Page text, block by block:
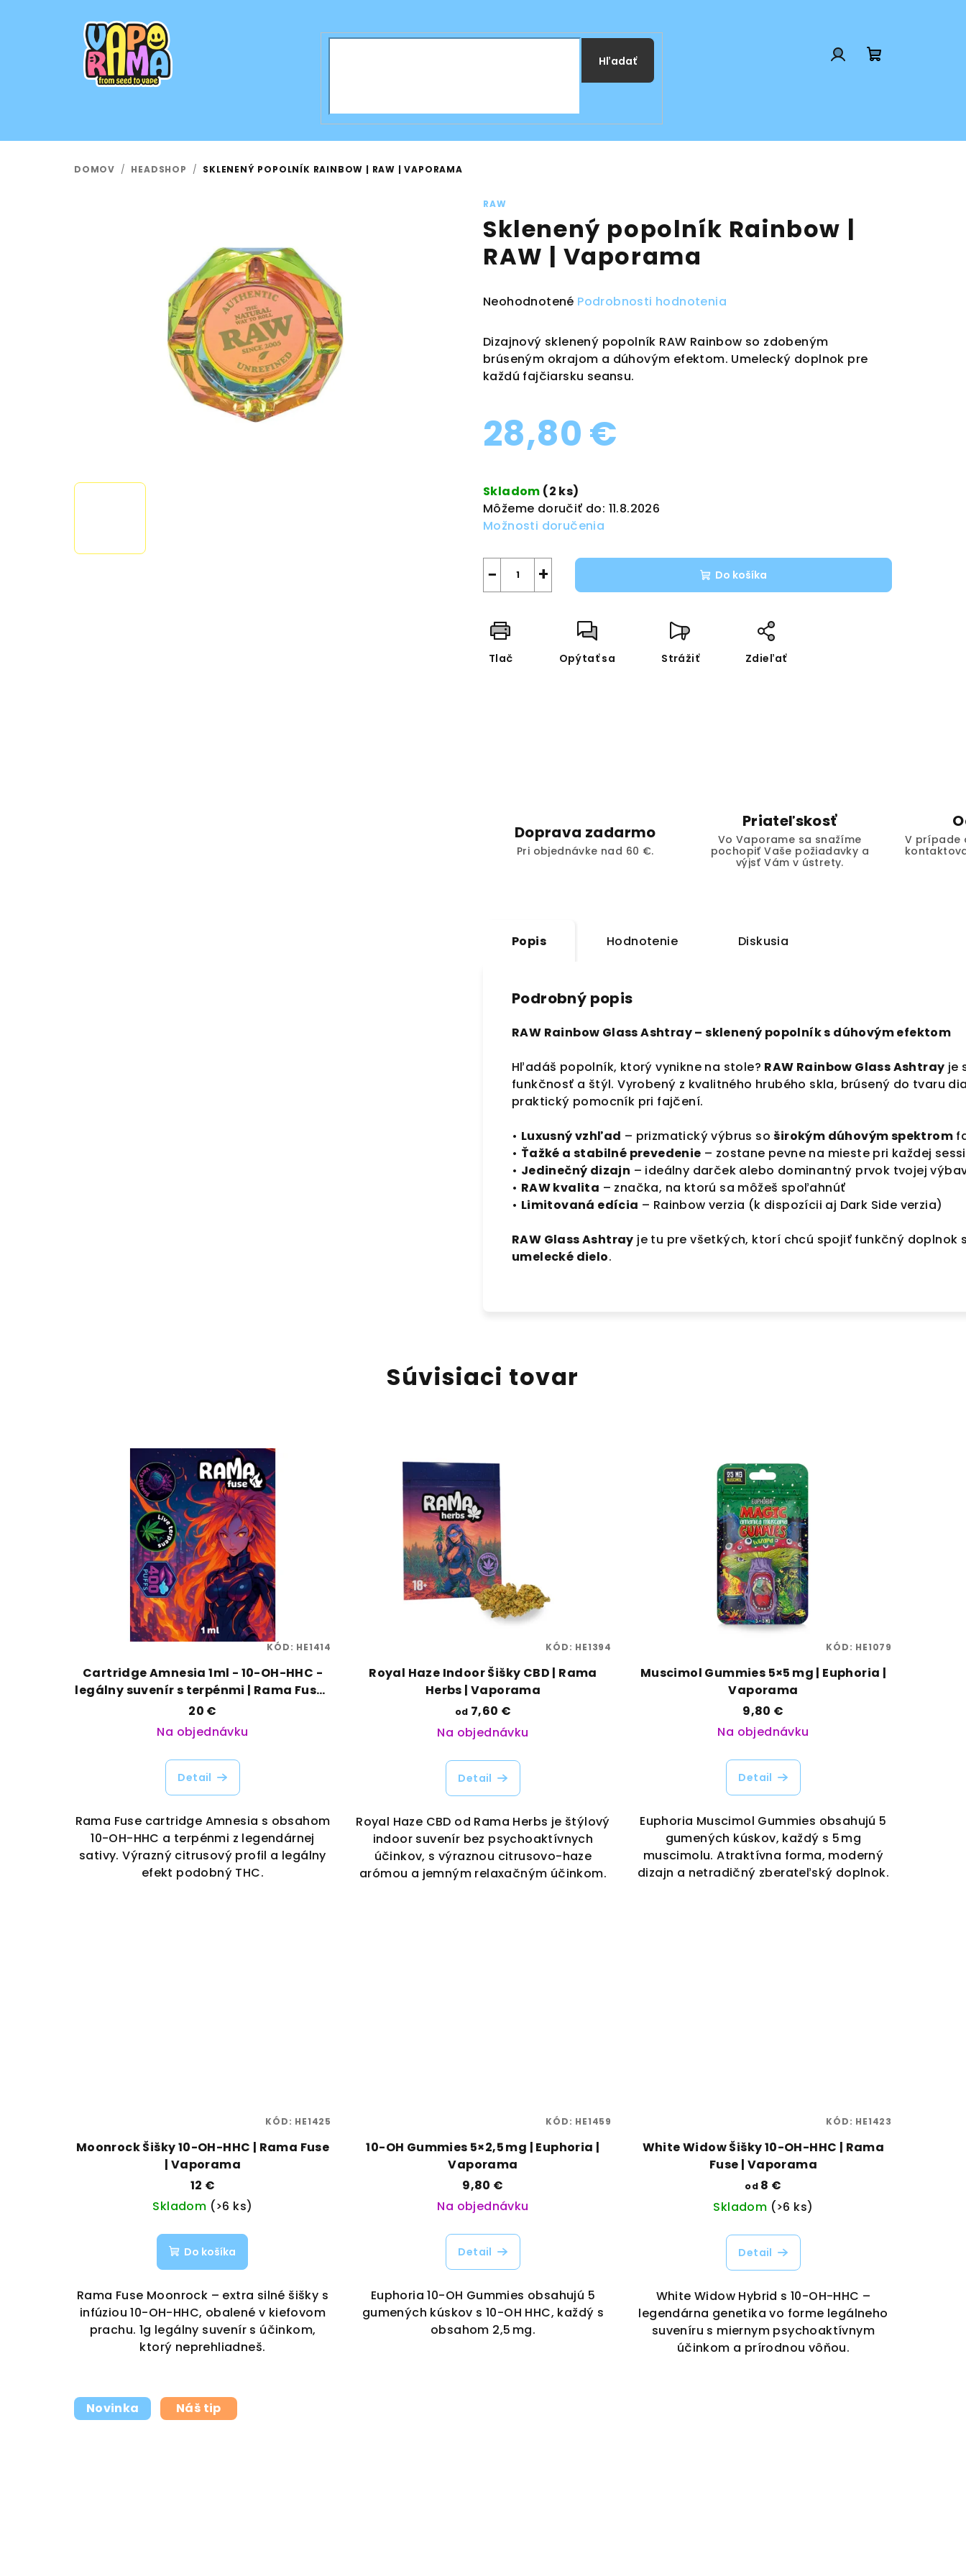
Hľadať
DOMOV / HEADSHOP / SKLENENÝ POPOLNÍK RAINBOW | RAW | VAPORAMA
RAW
Sklenený popolník Rainbow |
RAW | Vaporama
Priemerné
produktu
je
0,0
hviezdičiek.
Neohodnotené Podrobnosti hodnotenia
Dizajnový sklenený popolník RAW Rainbow so zdobeným
brúseným okrajom a dúhovým efektom. Umelecký doplnok pre
každú fajčiarsku seansu.
28,80 €
cena:
Skladom (2 ks)
Môžeme doručiť do: 11.8.2026
Možnosti doručenia
+
− Do košíka
Tlač Opýtať sa Strážiť Zdieľať
Doprava zadarmo
Pri objednávke nad 60 €.
Priateľskosť
Vo Vaporame sa snažíme
pochopiť Vaše požiadavky a
výjsť Vám v ústrety.
V prípade
Popis Hodnotenie Diskusia
Podrobný popis
RAW Rainbow Glass Ashtray – sklenený popolník s dúhovým efektom
Hľadáš popolník, ktorý vynikne na stole? RAW Rainbow Glass Ashtray je
funkčnosť a štýl. Vyrobený z kvalitného hrubého skla, brúsený do tvaru
praktický pomocník pri fajčení.
• Luxusný vzhľad – prizmatický výbrus soširokým dúhovým spektrom
• Ťažké a stabilné prevedenie – zostane pevne na mieste pri každej
• Jedinečný dizajn – ideálny darček alebo dominantný prvok tvojej
• RAW kvalita – značka, na ktorú sa môžeš spoľahnúť
• Limitovaná edícia – Rainbow verzia (k dispozícii aj Dark Side verzia)
RAW Glass Ashtray je tu pre všetkých, ktorí chcú spojiť funkčný doplnok
umelecké dielo.
Súvisiaci tovar
Cartridge Amnesia 1ml - 10-OH-HHC -
legálny suvenír s terpénmi | Rama Fuse |
Vaporama
20 €
Na objednávku
Detail
Rama Fuse cartridge Amnesia s obsahom
10-OH-HHC a terpénmi z legendárnej
sativy. Výrazný citrusový profil a legálny
efekt podobný THC.
KÓD: HE1414
Royal Haze Indoor Šišky CBD | Rama
Herbs | Vaporama
od 7,60 €
Na objednávku
Detail
Royal Haze CBD od Rama Herbs je štýlový
indoor suvenír bez psychoaktívnych
účinkov, s výraznou citrusovo-haze
arómou a jemným relaxačným účinkom.
KÓD: HE1394
Muscimol Gummies 5×5 mg | Euphoria |
Vaporama
9,80 €
Na objednávku
Detail
Euphoria Muscimol Gummies obsahujú 5
gumených kúskov, každý s 5 mg
muscimolu. Atraktívna forma, moderný
dizajn a netradičný zberateľský doplnok.
KÓD: HE1079
Moonrock Šišky 10-OH-HHC | Rama Fuse
| Vaporama
12 €
Skladom (>6 ks)
Do košíka
Rama Fuse Moonrock – extra silné šišky s
infúziou 10-OH-HHC, obalené v kiefovom
prachu. 1g legálny suvenír s účinkom,
ktorý neprehliadneš.
KÓD: HE1425
10-OH Gummies 5×2,5 mg | Euphoria |
Vaporama
9,80 €
Na objednávku
Detail
Euphoria 10-OH Gummies obsahujú 5
gumených kúskov s 10-OH HHC, každý s
obsahom 2,5 mg.
KÓD: HE1459
White Widow Šišky 10-OH-HHC | Rama
Fuse | Vaporama
od 8 €
Skladom (>6 ks)
Detail
White Widow Hybrid s 10-OH-HHC –
legendárna genetika vo forme legálneho
suveníru s miernym psychoaktívnym
účinkom a prírodnou vôňou.
KÓD: HE1423
Novinka Náš tip